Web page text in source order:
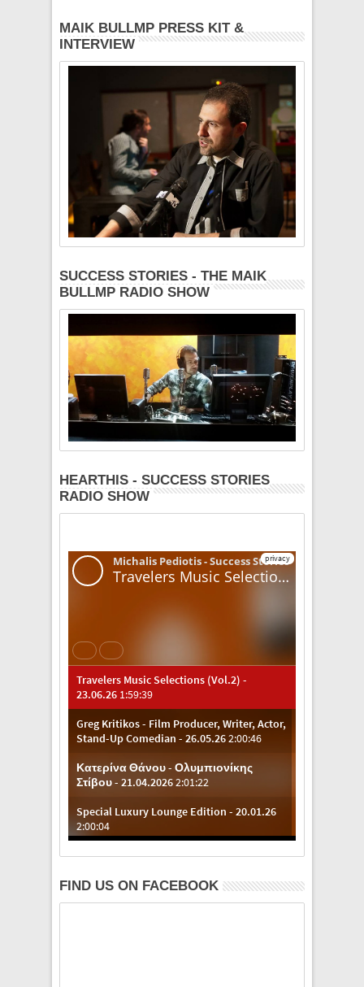
MAIK BULLMP PRESS KIT &
INTERVIEW
SUCCESS STORIES - THE MAIK
BULLMP RADIO SHOW
HEARTHIS - SUCCESS STORIES
RADIO SHOW
FIND US ON FACEBOOK